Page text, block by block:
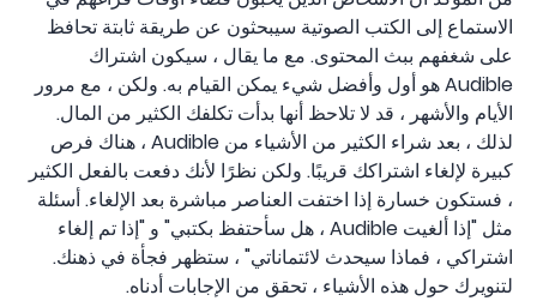
الاستماع إلى الكتب الصوتية سيبحثون عن طريقة ثابتة تحافظ
على شغفهم ببث المحتوى. مع ما يقال ، سيكون اشتراك
Audible هو أول وأفضل شيء يمكن القيام به. ولكن ، مع مرور
الأيام والأشهر ، قد لا تلاحظ أنها بدأت تكلفك الكثير من المال.
لذلك ، بعد شراء الكثير من الأشياء من Audible ، هناك فرص
كبيرة لإلغاء اشتراكك قريبًا. ولكن نظرًا لأنك دفعت بالفعل الكثير
، فستكون خسارة إذا اختفت العناصر مباشرة بعد الإلغاء. أسئلة
مثل "إذا ألغيت Audible ، هل سأحتفظ بكتبي" و "إذا تم إلغاء
اشتراكي ، فماذا سيحدث لائتماناتي" ، ستظهر فجأة في ذهنك.
لتنويرك حول هذه الأشياء ، تحقق من الإجابات أدناه.